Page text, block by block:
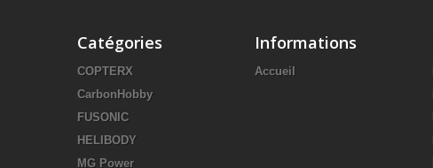
Catégories
COPTERX
CarbonHobby
FUSONIC
HELIBODY
MG Power
Informations
Accueil